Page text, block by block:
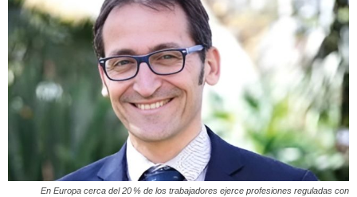
En Europa cerca del 20 % de los trabajadores ejerce profesiones reguladas con